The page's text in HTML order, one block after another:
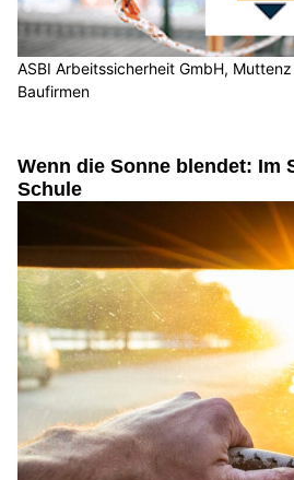
ASBI Arbeitssicherheit GmbH,
Baufirmen
Wenn die Sonne blendet: Im
Schule